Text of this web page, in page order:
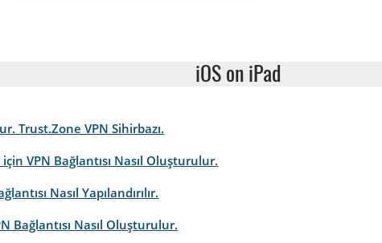
iOS on iPad
Trust.Zone VPN Sihirbazı.
VPN Bağlantısı Nasıl Oluşturulur.
Nasıl Yapılandırılır.
Bağlantısı Nasıl Oluşturulur.